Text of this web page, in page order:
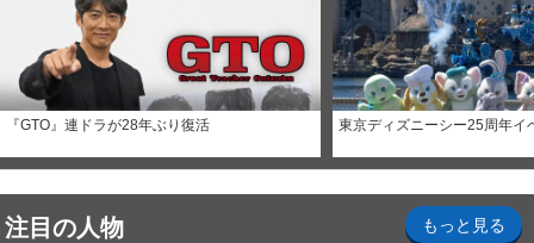
『GTO』連ドラが28年ぶり復活 東京ディズニーシー25周年イ
注目の人物 もっと見る